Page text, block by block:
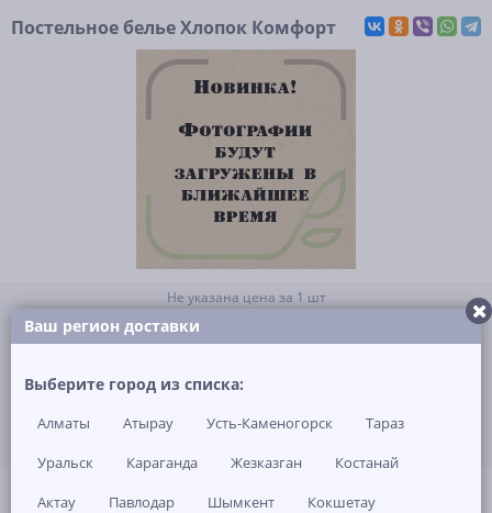
Постельное белье Хлопок Комфорт
Не указана цена за 1 шт
Ваш регион доставки
Выберите город из списка:
Алматы Атырау Усть-Каменогорск
Тараз
Уральск
Караганда Жезказган
Костанай
Актау
Павлодар Шымкент
Кокшетау